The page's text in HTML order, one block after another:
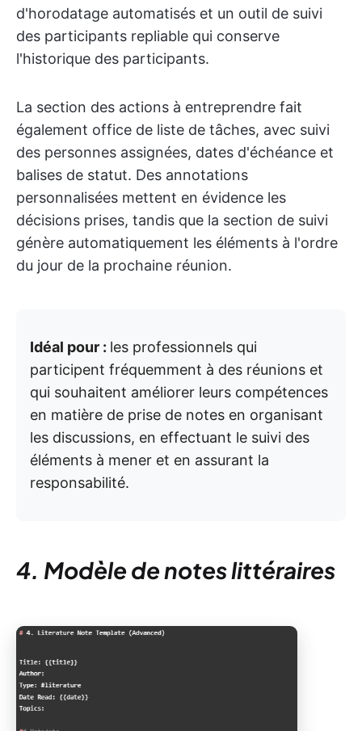
d'horodatage automatisés et un outil de suivi
des participants repliable qui conserve
l'historique des participants.
La section des actions à entreprendre fait
également office de liste de tâches, avec suivi
des personnes assignées, dates d'échéance et
balises de statut. Des annotations
personnalisées mettent en évidence les
décisions prises, tandis que la section de suivi
génère automatiquement les éléments à l'ordre
du jour de la prochaine réunion.
Idéal pour : les professionnels qui
participent fréquemment à des réunions et
qui souhaitent améliorer leurs compétences
en matière de prise de notes en organisant
les discussions, en effectuant le suivi des
éléments à mener et en assurant la
responsabilité.
4. Modèle de notes littéraires